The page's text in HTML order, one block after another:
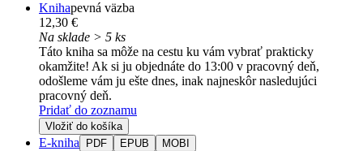
Knihapevná väzba
12,30 €
Na sklade > 5 ks
Táto kniha sa môže na cestu ku vám vybrať prakticky
okamžite! Ak si ju objednáte do 13:00 v pracovný deň,
odošleme vám ju ešte dnes, inak najneskôr nasledujúci
pracovný deň.
Pridať do zoznamu
Vložiť do košíka
E-kniha PDF EPUB MOBI